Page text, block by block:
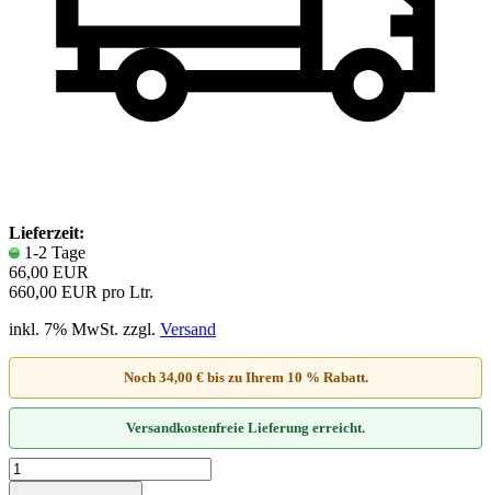
Lieferzeit:
1-2 Tage
66,00 EUR
660,00 EUR pro Ltr.
inkl. 7% MwSt. zzgl. Versand
Noch 34,00 € bis zu Ihrem 10 % Rabatt.
Versandkostenfreie Lieferung erreicht.